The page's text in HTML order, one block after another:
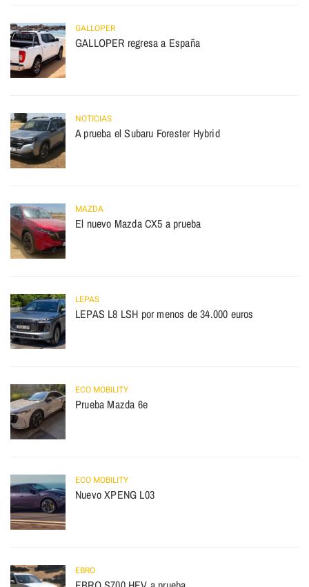
GALLOPER
GALLOPER regresa a España
NOTICIAS
A prueba el Subaru Forester Hybrid
MAZDA
El nuevo Mazda CX5 a prueba
LEPAS
LEPAS L8 LSH por menos de 34.000 euros
ECO MOBILITY
Prueba Mazda 6e
ECO MOBILITY
Nuevo XPENG L03
EBRO